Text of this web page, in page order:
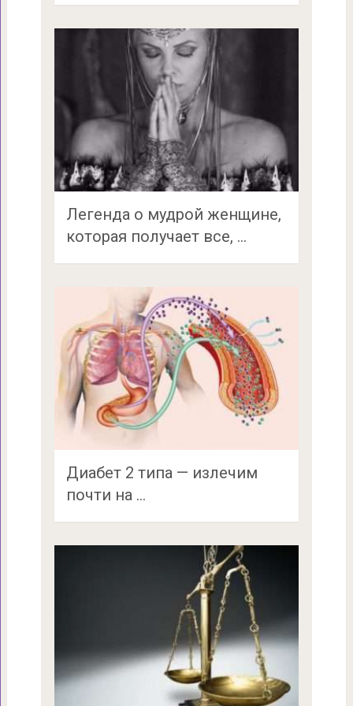
Легенда о мудрой женщине,
которая получает все, …
Диабет 2 типа — излечим
почти на …